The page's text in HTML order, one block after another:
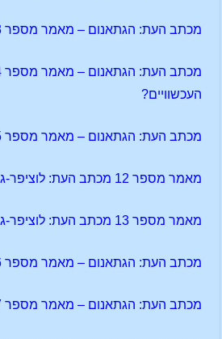
מכתב העת: הגתאנום – מאמר מספר 3 – אמריקה וגרמניה
העכשוויים?
מכתב העת: הגתאנום – מאמר מספר 5 – מורשתו של וילסון
מאמר מספר 12 מכתב העת: לוציפר-גנוסיס – תיאוסופיה מוסר ובריאות
מאמר מספר 13 מכתב העת: לוציפר-גנוסיס – תיאוסופיה ומדע
מכתב העת: הגתאנום – מאמר מספר 6 – אבטלה
מכתב העת: הגתאנום – מאמר מספר 7 – רגשות בעת קריאת הכרך השלישי של ביסמרק